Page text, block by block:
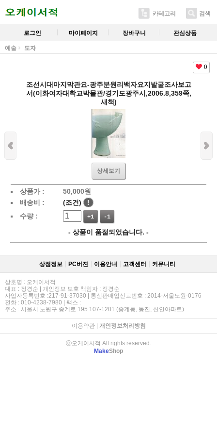
카테고리 검색
로그인 마이페이지 장바구니 관심상품
예술 도자
0
조선시대마지막관요-광주분원리백자요지발굴조사보고
서(이화여자대학교박물관/경기도광주시,2006.8,359쪽,
새책)
상세보기
상품가 : 50,000원
배송비 :
(조건)
!
수량 :
+1 -1
- 상품이 품절되었습니다. -
상점정보 PC버젼 이용안내 고객센터 커뮤니티
상호명 : 오케이서적
대표 : 정경순 | 개인정보 보호 책임자 : 정경순
사업자등록번호 :217-91-37030 | 통신판매업신고번호 : 2014-서울노원-0176
전화 : 010-4238-7980 | 팩스 :
주소 : 서울시 노원구 중계로 195 107-1201 (중계동, 동진, 신안아파트)
이용약관| 개인정보처리방침
ⓒ오케이서적 All rights reserved.
MakeShop